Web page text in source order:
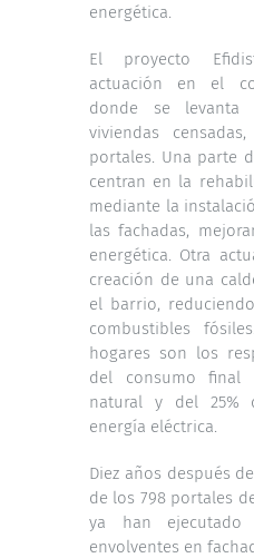
energética.
El proyecto
actuación en el
donde se
viviendas
portales. Una parte
centran en la
mediante la
las fachadas,
energética. Otra
creación de una
el barrio,
combustibles
hogares son los
del consumo
natural y del 25%
energía eléctrica.
Diez años después
de los 798 portales
ya han
envolventes en